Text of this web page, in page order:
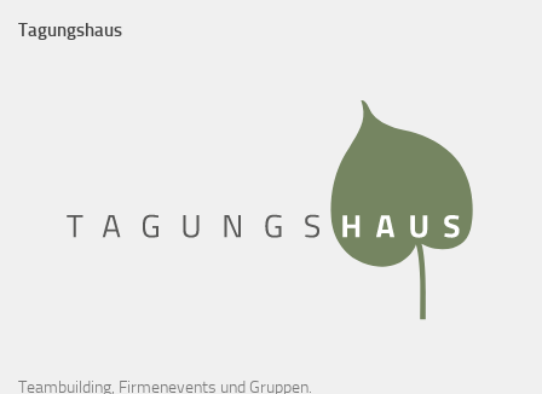
Tagungshaus
Teambuilding, Firmenevents und Gruppen.